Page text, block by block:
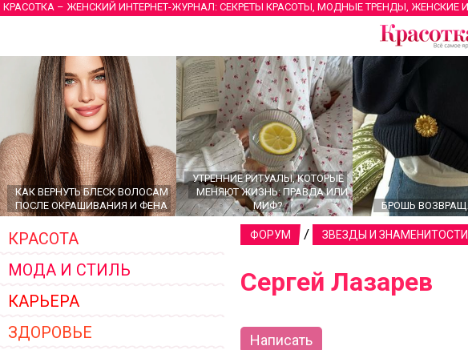
КРАСОТКА – ЖЕНСКИЙ ИНТЕРНЕТ-ЖУРНАЛ: СЕКРЕТЫ КРАСОТЫ, МОДНЫЕ ТРЕНДЫ, ЖЕНСКИЕ
КАК ВЕРНУТЬ БЛЕСК ВОЛОСАМ
ПОСЛЕ ОКРАШИВАНИЯ И ФЕНА
УТРЕННИЕ РИТУАЛЫ, КОТОРЫЕ
МЕНЯЮТ ЖИЗНЬ: ПРАВДА ИЛИ
МИФ?
БРОШЬ
КРАСОТА
МОДА И СТИЛЬ
КАРЬЕРА
ЗДОРОВЬЕ
ФОРУМ / ЗВЕЗДЫ И ЗНАМЕНИТОСТИ
Сергей Лазарев
Написать